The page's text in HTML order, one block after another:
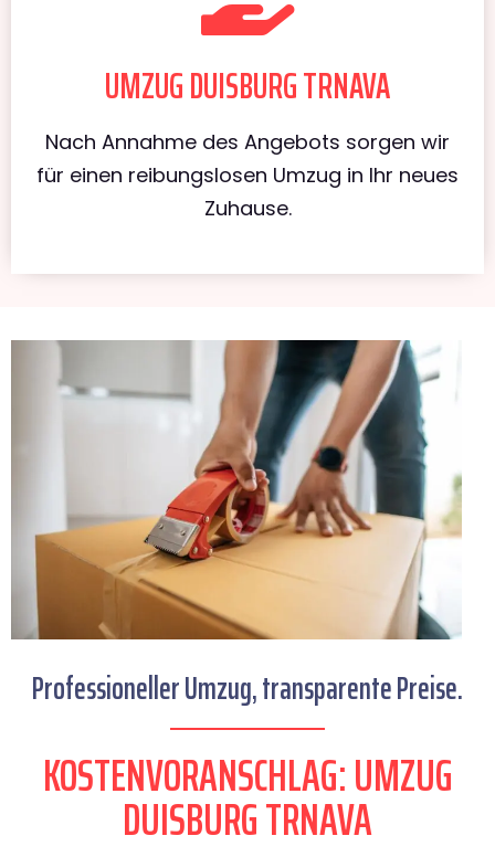
UMZUG DUISBURG TRNAVA
Nach Annahme des Angebots sorgen wir
für einen reibungslosen Umzug in Ihr neues
Zuhause.
Professioneller Umzug, transparente Preise.
KOSTENVORANSCHLAG: UMZUG
DUISBURG TRNAVA